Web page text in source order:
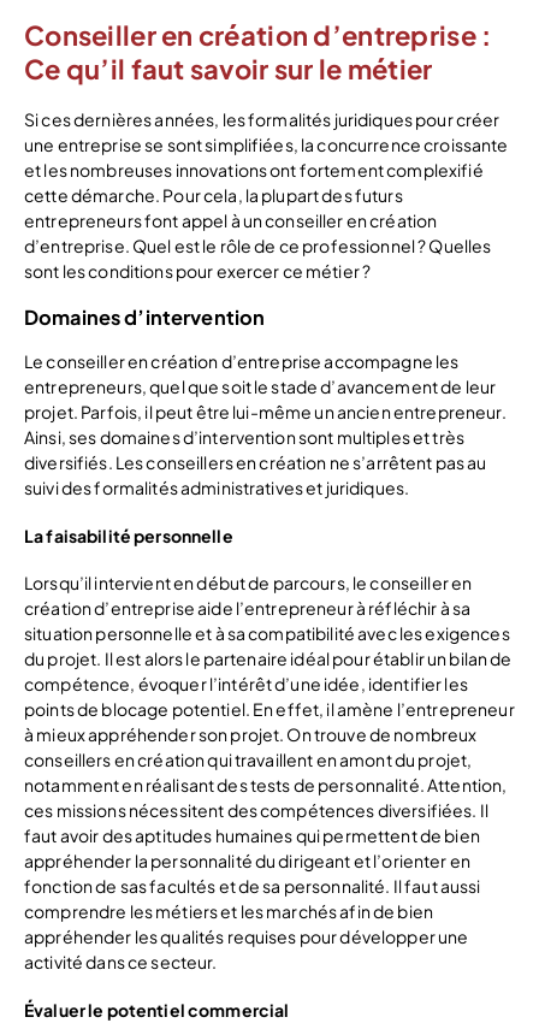
Conseiller en création d’entreprise :
Ce qu’il faut savoir sur le métier
Si ces dernières années, les formalités juridiques pour créer
une entreprise se sont simplifiées, la concurrence croissante
et les nombreuses innovations ont fortement complexifié
cette démarche. Pour cela, la plupart des futurs
entrepreneurs font appel à un conseiller en création
d’entreprise. Quel est le rôle de ce professionnel ? Quelles
sont les conditions pour exercer ce métier ?
Domaines d’intervention
Le conseiller en création d’entreprise accompagne les
entrepreneurs, quel que soit le stade d’avancement de leur
projet. Parfois, il peut être lui-même un ancien entrepreneur.
Ainsi, ses domaines d’intervention sont multiples et très
diversifiés. Les conseillers en création ne s’arrêtent pas au
suivi des formalités administratives et juridiques.
La faisabilité personnelle
Lorsqu’il intervient en début de parcours, le conseiller en
création d’entreprise aide l’entrepreneur à réfléchir à sa
situation personnelle et à sa compatibilité avec les exigences
du projet. Il est alors le partenaire idéal pour établir un bilan de
compétence, évoquer l’intérêt d’une idée, identifier les
points de blocage potentiel. En effet, il amène l’entrepreneur
à mieux appréhender son projet. On trouve de nombreux
conseillers en création qui travaillent en amont du projet,
notamment en réalisant des tests de personnalité. Attention,
ces missions nécessitent des compétences diversifiées. Il
faut avoir des aptitudes humaines qui permettent de bien
appréhender la personnalité du dirigeant et l’orienter en
fonction de sas facultés et de sa personnalité. Il faut aussi
comprendre les métiers et les marchés afin de bien
appréhender les qualités requises pour développer une
activité dans ce secteur.
Évaluer le potentiel commercial